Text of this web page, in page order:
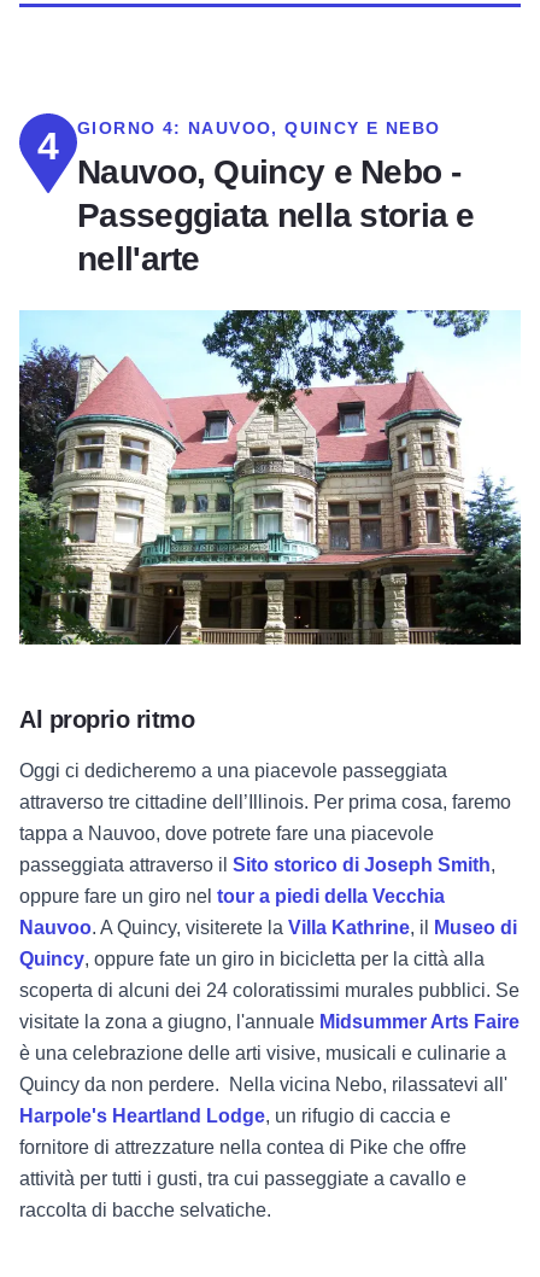
4 GIORNO 4: NAUVOO, QUINCY E NEBO
Nauvoo, Quincy e Nebo -
Passeggiata nella storia e
nell'arte
Al proprio ritmo
Oggi ci dedicheremo a una piacevole passeggiata
attraverso tre cittadine dell’Illinois. Per prima cosa, faremo
tappa a Nauvoo, dove potrete fare una piacevole
passeggiata attraverso il Sito storico di Joseph Smith,
oppure fare un giro nel tour a piedi della Vecchia
Nauvoo. A Quincy, visiterete la Villa Kathrine, il
Museo di
Quincy, oppure fate un giro in bicicletta per la città alla
scoperta di alcuni dei 24 coloratissimi murales pubblici. Se
visitate la zona a giugno, l'annuale Midsummer Arts Faire
è una celebrazione delle arti visive, musicali e culinarie a
Quincy da non perdere.
Nella vicina Nebo, rilassatevi all'
Harpole's Heartland Lodge, un rifugio di caccia e
fornitore di attrezzature nella contea di Pike che offre
attività per tutti i gusti, tra cui passeggiate a cavallo e
raccolta di bacche selvatiche.